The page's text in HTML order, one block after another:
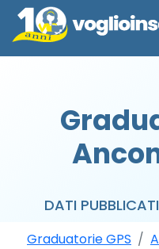
DATI
Graduatorie GPS